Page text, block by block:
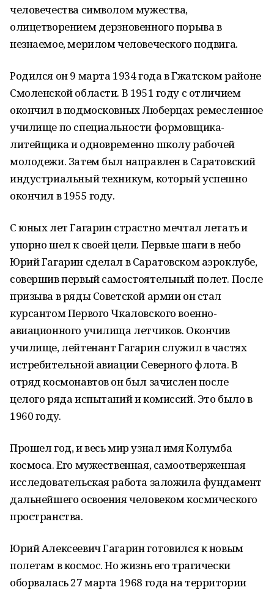
человечества символом мужества,
олицетворением дерзновенного порыва в
незнаемое, мерилом человеческого подвига.
Родился он 9 марта 1934 года в Гжатском районе
Смоленской области. В 1951 году с отличием
окончил в подмосковных Люберцах ремесленное
училище по специальности формовщика-
литейщика и одновременно школу рабочей
молодежи. Затем был направлен в Саратовский
индустриальный техникум, который успешно
окончил в 1955 году.
С юных лет Гагарин страстно мечтал летать и
упорно шел к своей цели. Первые шаги в небо
Юрий Гагарин сделал в Саратовском аэроклубе,
совершив первый самостоятельный полет. После
призыва в ряды Советской армии он стал
курсантом Первого Чкаловского военно-
авиационного училища летчиков. Окончив
училище, лейтенант Гагарин служил в частях
истребительной авиации Северного флота. В
отряд космонавтов он был зачислен после
целого ряда испытаний и комиссий. Это было в
1960 году.
Прошел год, и весь мир узнал имя Колумба
космоса. Его мужественная, самоотверженная
исследовательская работа заложила фундамент
дальнейшего освоения человеком космического
пространства.
Юрий Алексеевич Гагарин готовился к новым
полетам в космос. Но жизнь его трагически
оборвалась 27 марта 1968 года на территории